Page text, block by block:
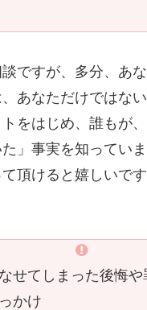
ですが、多分、あ
あなただけではな
をはじめ、誰もが
た」事実を知ってい
頂けると嬉しいで
せてしまった後悔や
かけ